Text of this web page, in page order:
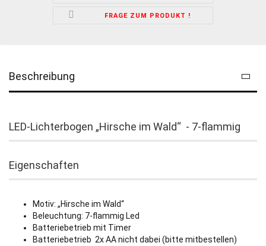
FRAGE ZUM PRODUKT !
Beschreibung
LED-Lichterbogen „Hirsche im Wald“ - 7-flammig
Eigenschaften
Motiv: „Hirsche im Wald“
Beleuchtung: 7-flammig Led
Batteriebetrieb mit Timer
Batteriebetrieb 2x AA nicht dabei (bitte mitbestellen)